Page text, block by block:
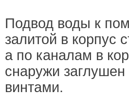
Подвод воды к
залитой в корпус
а по каналам в
снаружи
винтами.